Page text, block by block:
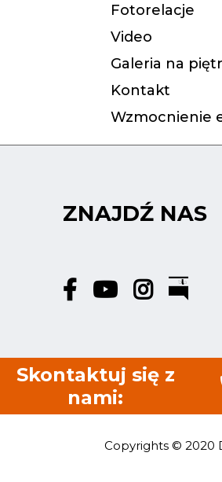
Fotorelacje
Video
Galeria na
Kontakt
Wzmocnienie
ZNAJDŹ NAS
Skontaktuj się z
nami:
Copyrights © 2020